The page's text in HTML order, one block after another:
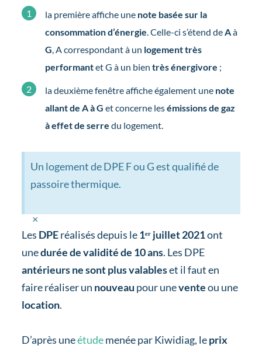
la première affiche une note basée sur la
consommation d’énergie. Celle-ci s’étend deAà
G, A correspondant à un logement très
performantet G à un bien très énergivore ;
la deuxième fenêtre affiche également une note
allant de A à G et concerne lesémissions de gaz
à effet de serre du logement.
Un logement de DPE F ou G est qualifié de
passoire thermique.
×
Les DPEréalisés depuis le1ᵉʳ juillet 2021ont
unedurée de validité de 10 ans. Les DPE
antérieurs ne sont plus valableset il faut en
faire réaliser un nouveau pour uneventeou une
location.
D’après uneétudemenée par Kiwidiag, leprix